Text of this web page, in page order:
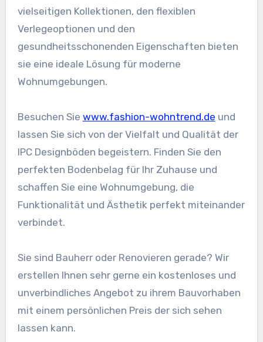
vielseitigen Kollektionen, den flexiblen
Verlegeoptionen und den
gesundheitsschonenden Eigenschaften bieten
sie eine ideale Lösung für moderne
Wohnumgebungen.
Besuchen Sie www.fashion-wohntrend.de und
lassen Sie sich von der Vielfalt und Qualität der
IPC Designböden begeistern. Finden Sie den
perfekten Bodenbelag für Ihr Zuhause und
schaffen Sie eine Wohnumgebung, die
Funktionalität und Ästhetik perfekt miteinander
verbindet.
Sie sind Bauherr oder Renovieren gerade? Wir
erstellen Ihnen sehr gerne ein kostenloses und
unverbindliches Angebot zu ihrem Bauvorhaben
mit einem persönlichen Preis der sich sehen
lassen kann.